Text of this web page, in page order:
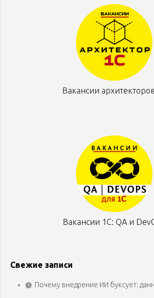
Вакансии
Вакансии 1С: QA и
Свежие записи
Почему внедрение ИИ буксует: